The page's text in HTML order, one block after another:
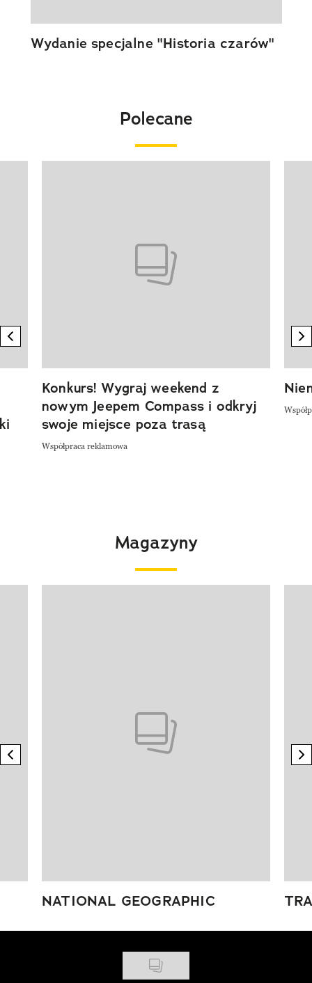
Wydanie specjalne "Historia czarów"
Polecane
previous element
Konkurs! Wygraj weekend z
nowym Jeepem Compass i odkryj
swoje miejsce poza trasą
Współpraca reklamowa
Magazyny
previous element
NATIONAL GEOGRAPHIC